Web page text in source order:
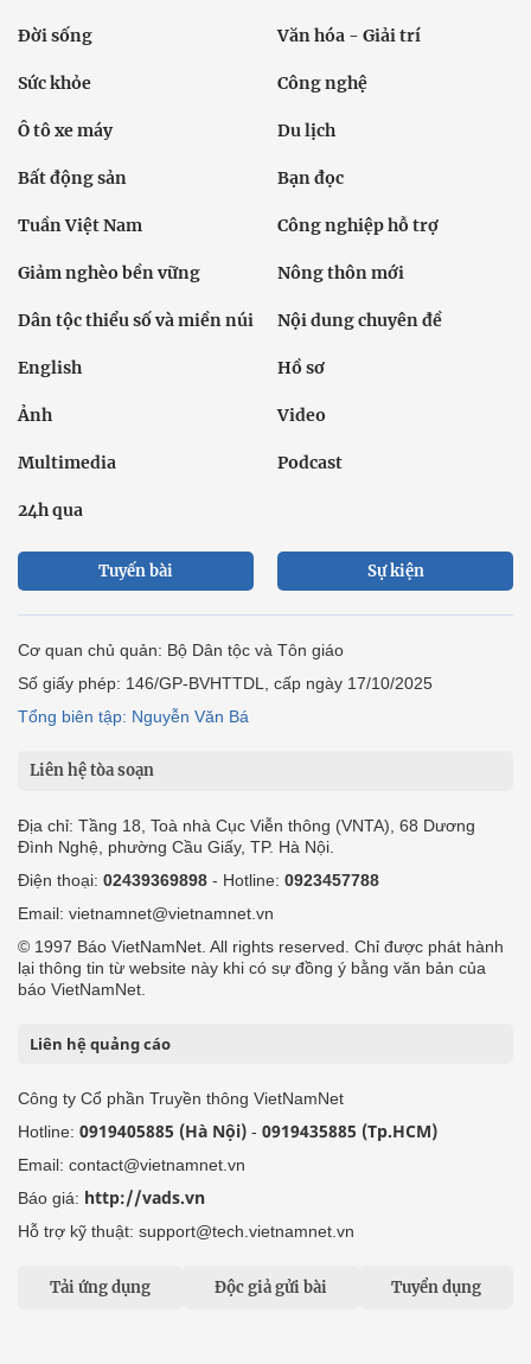
Đời sống Văn hóa - Giải trí
Sức khỏe Công nghệ
Ô tô xe máy Du lịch
Bất động sản Bạn đọc
Tuần Việt Nam Công nghiệp hỗ trợ
Giảm nghèo bền vững Nông thôn mới
Dân tộc thiểu số và miền núi Nội dung chuyên đề
English Hồ sơ
Ảnh Video
Multimedia Podcast
24h qua
Tuyến bài Sự kiện
Cơ quan chủ quản: Bộ Dân tộc và Tôn giáo
Số giấy phép: 146/GP-BVHTTDL, cấp ngày 17/10/2025
Tổng biên tập: Nguyễn Văn Bá
Liên hệ tòa soạn
Địa chỉ: Tầng 18, Toà nhà Cục Viễn thông (VNTA), 68 Dương
Đình Nghệ, phường Cầu Giấy, TP. Hà Nội.
Điện thoại: 02439369898 - Hotline: 0923457788
Email: vietnamnet@vietnamnet.vn
© 1997 Báo VietNamNet. All rights reserved. Chỉ được phát hành
lại thông tin từ website này khi có sự đồng ý bằng văn bản của
báo VietNamNet.
Liên hệ quảng cáo
Công ty Cổ phần Truyền thông VietNamNet
Hotline: 0919405885 (Hà Nội) - 0919435885 (Tp.HCM)
Email: contact@vietnamnet.vn
Báo giá: http://vads.vn
Hỗ trợ kỹ thuật: support@tech.vietnamnet.vn
Tải ứng dụng Độc giả gửi bài Tuyển dụng